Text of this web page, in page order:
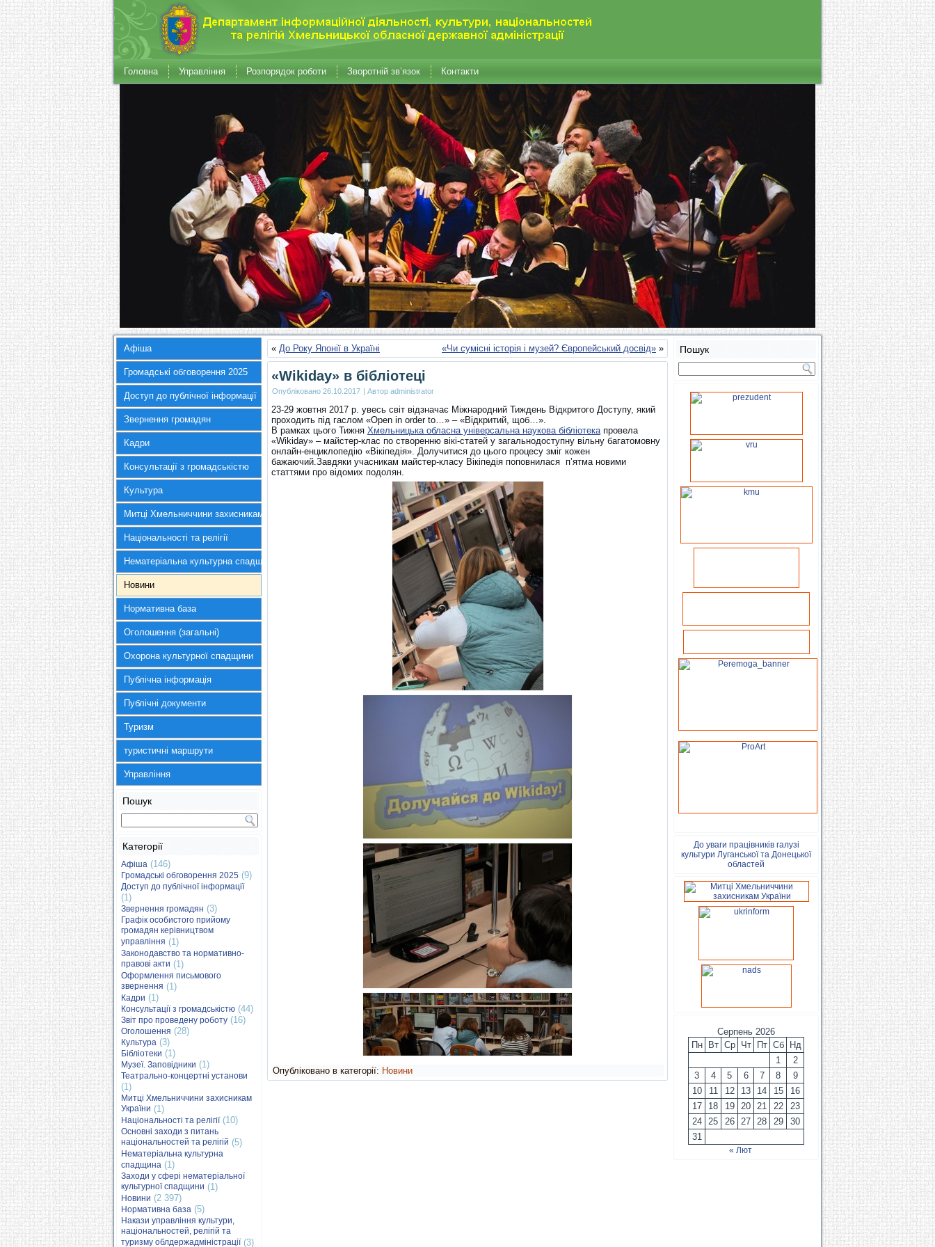
Головна Управління Розпорядок роботи Зворотній зв’язок Контакти
Афіша
Громадські обговорення 2025
Доступ до публічної інформації
Звернення громадян
Кадри
Консультації з громадськістю
Культура
Митці Хмельниччини захисникам України
Національності та релігії
Нематеріальна культурна спадщина
Новини
Нормативна база
Оголошення (загальні)
Охорона культурної спадщини
Публічна інформація
Публічні документи
Туризм
туристичні маршрути
Управління
Пошук
Категорії
Афіша (146)
Громадські обговорення 2025 (9)
Доступ до публічної інформації
(1)
Звернення громадян (3)
Графік особистого прийому
громадян керівництвом
управління (1)
Законодавство та нормативно-
правові акти (1)
Оформлення письмового
звернення (1)
Кадри (1)
Консультації з громадськістю (44)
Звіт про проведену роботу (16)
Оголошення (28)
Культура (3)
Бібліотеки (1)
Музеї. Заповідники (1)
Театрально-концертні установи
(1)
Митці Хмельниччини захисникам
України (1)
Національності та релігії(10)
Основні заходи з питань
національностей та релігій (5)
Нематеріальна культурна
спадщина (1)
Заходи у сфері нематеріальної
культурної спадщини (1)
Новини (2 397)
Нормативна база (5)
Накази управління культури,
національностей, релігій та
туризму облдержадміністрації(3)
« До Року Японії в Україні «Чи сумісні історія і музей? Європейський досвід» »
«Wikiday» в бібліотеці
Опубліковано 26.10.2017 | Автор administrator
23-29 жовтня 2017 р. увесь світ відзначає Міжнародний Тиждень Відкритого Доступу, який
проходить під гаслом «Open in order to…» – «Відкритий, щоб…».
В рамках цього Тижня Хмельницька обласна універсальна наукова бібліотекапровела
«Wikiday» – майстер-клас по створенню вікі-статей у загальнодоступну вільну багатомовну
онлайн-енциклопедію «Вікіпедія». Долучитися до цього процесу зміг кожен
бажаючий.Завдяки учасникам майстер-класу Вікіпедія поповнилася п’ятма новими
статтями про відомих подолян.
Опубліковано в категорії: Новини
Пошук
До уваги працівників галузі
культури Луганської та Донецької
областей
Серпень 2026
Пн
Вт Ср Чт Пт Сб
Нд
1
2
3
4 5 6 7 8
9
10
11 12 13 14 15
16
17
18 19 20 21 22
23
24
25 26 27 28 29
30
31
« Лют